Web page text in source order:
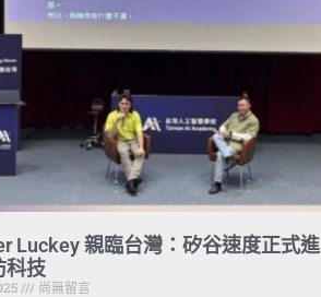
Luckey 親臨台灣：矽谷速度正式進
科技
尚無留言